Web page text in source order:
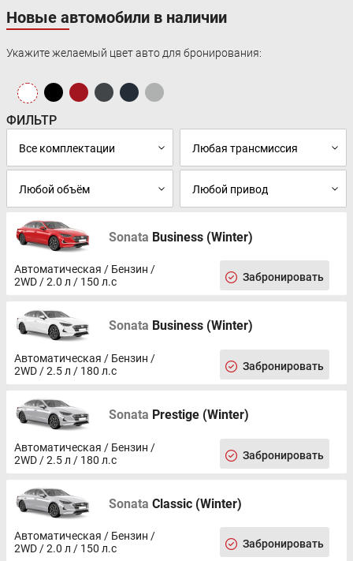
Новые автомобили в наличии
Укажите желаемый цвет авто для бронирования:
ФИЛЬТР
Sonata Business (Winter)
Автоматическая / Бензин /
2WD / 2.0 л / 150 л.с
Забронировать
Sonata Business (Winter)
Автоматическая / Бензин /
2WD / 2.5 л / 180 л.с
Забронировать
Sonata Prestige (Winter)
Автоматическая / Бензин /
2WD / 2.5 л / 180 л.с
Забронировать
Sonata Classic (Winter)
Автоматическая / Бензин /
2WD / 2.0 л / 150 л.с
Забронировать